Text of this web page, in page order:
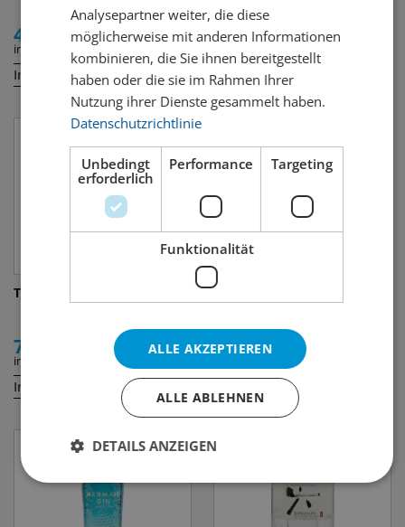
49.50
inkl. MWST
Inhalt: 70 cl
27.00
inkl. MWST
Inhalt:
Turicum Wood Barreled Gin
72.00
inkl. MWST
Inhalt:
Lech Life
58.50
Analysepartner weiter, die diese
möglicherweise mit anderen Informationen
kombinieren, die Sie ihnen bereitgestellt
haben oder die sie im Rahmen Ihrer
Nutzung ihrer Dienste gesammelt haben.
Datenschutzrichtlinie
Unbedingt
erforderlich
Performance Targeting
Funktionalität
ALLE AKZEPTIEREN
ALLE ABLEHNEN
DETAILS ANZEIGEN